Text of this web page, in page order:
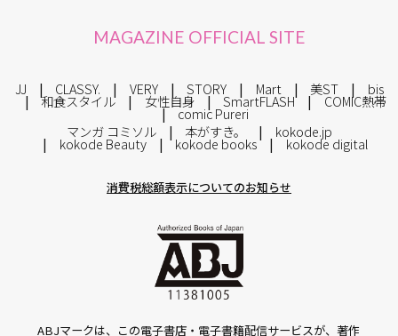
MAGAZINE OFFICIAL SITE
JJ CLASSY. VERY STORY Mart 美ST bis
和食スタイル 女性自身 SmartFLASH COMIC熱帯
comic Pureri
マンガ コミソル
本がすき。 kokode.jp
kokode Beauty kokode books kokode digital
消費税総額表示についてのお知らせ
ABJマークは、この電子書店・電子書籍配信サービスが、著作